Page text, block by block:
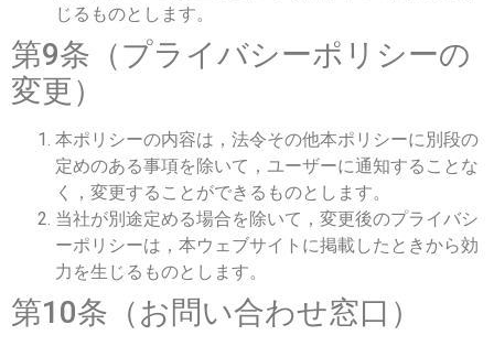
じるものとします。
第9条（プライバシーポリシーの
変更）
本ポリシーの内容は，法令その他本ポリシーに別段の
定めのある事項を除いて，ユーザーに通知することな
く，変更することができるものとします。
当社が別途定める場合を除いて，変更後のプライバシ
ーポリシーは，本ウェブサイトに掲載したときから効
力を生じるものとします。
第10条（お問い合わせ窓口）